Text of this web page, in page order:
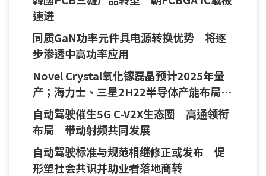
速进
同质GaN功率元件具电源转换优势 将逐
步渗透中高功率应用
Novel Crystal氧化镓磊晶预计2025年量
产；海力士、三星2H22半导体产能布局拟
转保守；自动驾驶需求增 速腾聚创激光
雷達订单10倍成长
自动驾驶催生5G C-V2X生态圈 高通领衔
布局 带动射频共同发展
自动驾驶标准与规范相继修正或发布 促
形塑社会共识并助业者落地商转